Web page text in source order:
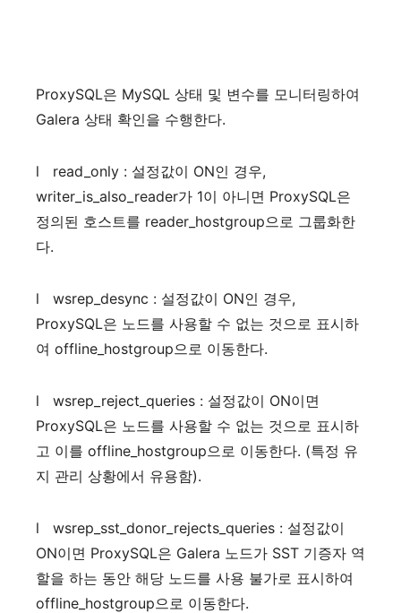
ProxySQL은 MySQL 상태 및 변수를 모니터링하여
Galera 상태 확인을 수행한다.
l read_only : 설정값이 ON인 경우,
writer_is_also_reader가 1이 아니면 ProxySQL은
정의된 호스트를 reader_hostgroup으로 그룹화한
다.
l wsrep_desync : 설정값이 ON인 경우,
ProxySQL은 노드를 사용할 수 없는 것으로 표시하
여 offline_hostgroup으로 이동한다.
l wsrep_reject_queries : 설정값이 ON이면
ProxySQL은 노드를 사용할 수 없는 것으로 표시하
고 이를 offline_hostgroup으로 이동한다. (특정 유
지 관리 상황에서 유용함).
l wsrep_sst_donor_rejects_queries : 설정값이
ON이면 ProxySQL은 Galera 노드가 SST 기증자 역
할을 하는 동안 해당 노드를 사용 불가로 표시하여
offline_hostgroup으로 이동한다.